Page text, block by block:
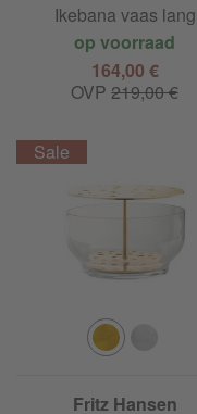
Ikebana vaas lang
op voorraad
164,00 €
OVP219,00 €
Fritz Hansen